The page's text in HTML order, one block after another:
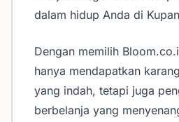
dalam hidup Anda di
Dengan memilih
hanya mendapatkan
yang indah, tetapi juga
berbelanja yang